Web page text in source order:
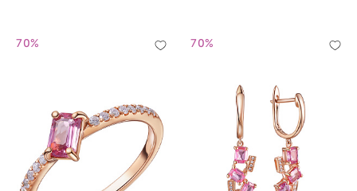
70% 70%